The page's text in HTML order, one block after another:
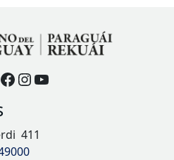
Facebook
Instagram
YouTube
411